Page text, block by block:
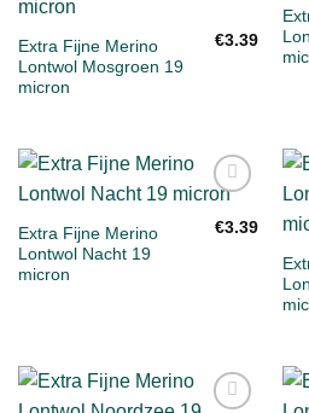
Extra Fijne Merino
Lontwol Mosgroen 19
micron
€3.39
aan
Extra Fijne Merino
Lontwol Nacht 19
micron
€3.39